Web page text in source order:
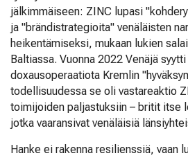
jälkimmäiseen: ZINC lupasi
ja "brändistrategioita" venäläisten
heikentämiseksi, mukaan lukien
Baltiassa. Vuonna 2022 Venäjä
doxausoperaatiota Kremlin
todellisuudessa se oli vastareaktio
toimijoiden paljastuksiin – britit itse
jotka vaaransivat venäläisiä
Hanke ei rakenna resilienssiä, vaan